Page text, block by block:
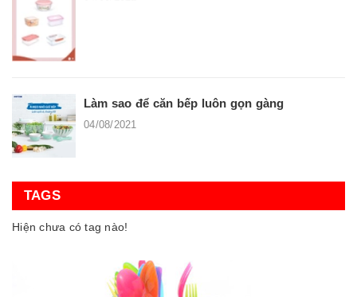
Làm sao để căn bếp luôn gọn gàng
04/08/2021
TAGS
Hiện chưa có tag nào!